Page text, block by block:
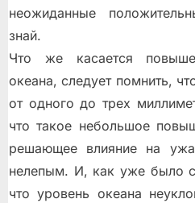
неожиданные
знай.
Что же касается
океана, следует помнить,
от одного до трех
что такое небольшое
решающее влияние на
нелепым. И, как уже было
что уровень океана